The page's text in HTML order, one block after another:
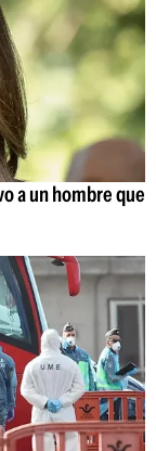
a un hombre que